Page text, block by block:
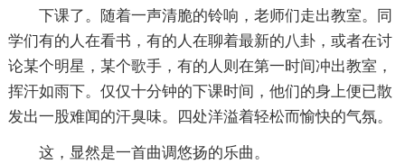
下课了。随着一声清脆的铃响，老师们走出教室。同
学们有的人在看书，有的人在聊着最新的八卦，或者在讨
论某个明星，某个歌手，有的人则在第一时间冲出教室，
挥汗如雨下。仅仅十分钟的下课时间，他们的身上便已散
发出一股难闻的汗臭味。四处洋溢着轻松而愉快的气氛。
这，显然是一首曲调悠扬的乐曲。